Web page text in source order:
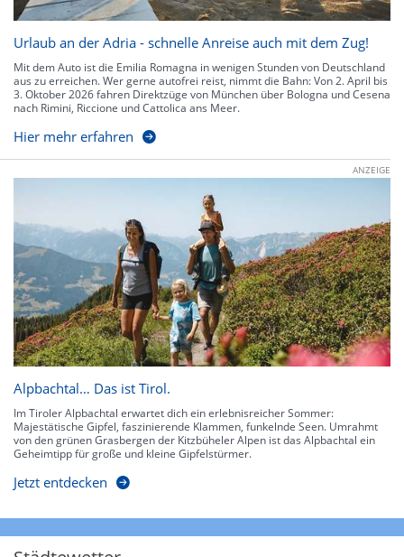
Urlaub an der Adria - schnelle Anreise auch mit dem Zug!
Mit dem Auto ist die Emilia Romagna in wenigen Stunden von Deutschland
aus zu erreichen. Wer gerne autofrei reist, nimmt die Bahn: Von 2. April bis
3. Oktober 2026 fahren Direktzüge von München über Bologna und Cesena
nach Rimini, Riccione und Cattolica ans Meer.
Hier mehr erfahren
ANZEIGE
Alpbachtal… Das ist Tirol.
Im Tiroler Alpbachtal erwartet dich ein erlebnisreicher Sommer:
Majestätische Gipfel, faszinierende Klammen, funkelnde Seen. Umrahmt
von den grünen Grasbergen der Kitzbüheler Alpen ist das Alpbachtal ein
Geheimtipp für große und kleine Gipfelstürmer.
Jetzt entdecken